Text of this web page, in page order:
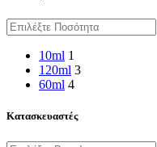
10ml 1
120ml 3
60ml 4
Κατασκευαστές